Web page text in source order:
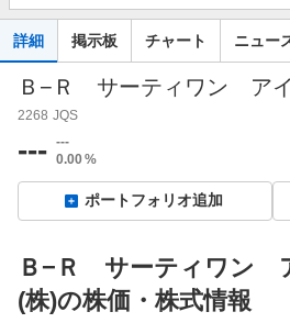
ら
せ
詳細 掲示板 チャート ニュー
Ｂ−Ｒ サーティワン ア
2268 JQS
--- ---
0.00%
ポートフォリオ追加
Ｂ−Ｒ サーティワン
(株)の株価・株式情報